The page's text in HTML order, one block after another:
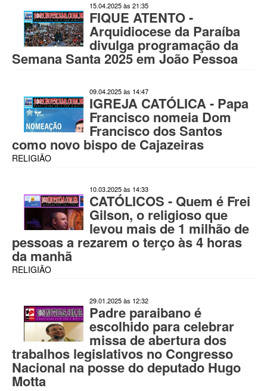
15.04.2025 às 21:35
FIQUE ATENTO -
Arquidiocese da Paraíba
divulga programação da
Semana Santa 2025 em João Pessoa
09.04.2025 às 14:47
IGREJA CATÓLICA - Papa
Francisco nomeia Dom
Francisco dos Santos
como novo bispo de Cajazeiras
RELIGIÃO
10.03.2025 às 14:33
CATÓLICOS - Quem é Frei
Gilson, o religioso que
levou mais de 1 milhão de
pessoas a rezarem o terço às 4 horas
da manhã
RELIGIÃO
29.01.2025 às 12:32
Padre paraibano é
escolhido para celebrar
missa de abertura dos
trabalhos legislativos no Congresso
Nacional na posse do deputado Hugo
Motta